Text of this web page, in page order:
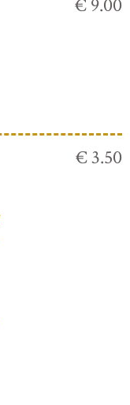
€ 9.00
€ 3.50